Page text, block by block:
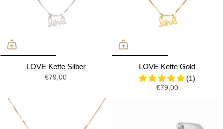
LOVE Kette Silber
€79,00
LOVE Kette Gold
(1)
€79,00